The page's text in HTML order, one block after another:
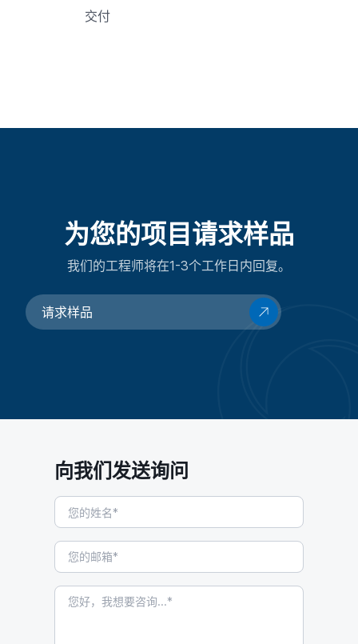
交付
为您的项目请求样品
我们的工程师将在1-3个工作日内回复。
请求样品
向我们发送询问